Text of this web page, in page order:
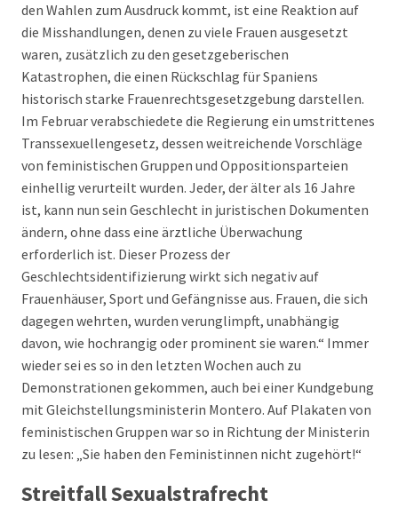
den Wahlen zum Ausdruck kommt, ist eine Reaktion auf
die Misshandlungen, denen zu viele Frauen ausgesetzt
waren, zusätzlich zu den gesetzgeberischen
Katastrophen, die einen Rückschlag für Spaniens
historisch starke Frauenrechtsgesetzgebung darstellen.
Im Februar verabschiedete die Regierung ein umstrittenes
Transsexuellengesetz, dessen weitreichende Vorschläge
von feministischen Gruppen und Oppositionsparteien
einhellig verurteilt wurden. Jeder, der älter als 16 Jahre
ist, kann nun sein Geschlecht in juristischen Dokumenten
ändern, ohne dass eine ärztliche Überwachung
erforderlich ist. Dieser Prozess der
Geschlechtsidentifizierung wirkt sich negativ auf
Frauenhäuser, Sport und Gefängnisse aus. Frauen, die sich
dagegen wehrten, wurden verunglimpft, unabhängig
davon, wie hochrangig oder prominent sie waren.“ Immer
wieder sei es so in den letzten Wochen auch zu
Demonstrationen gekommen, auch bei einer Kundgebung
mit Gleichstellungsministerin Montero. Auf Plakaten von
feministischen Gruppen war so in Richtung der Ministerin
zu lesen: „Sie haben den Feministinnen nicht zugehört!“
Streitfall Sexualstrafrecht